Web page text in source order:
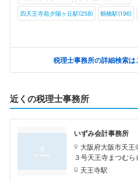
四天王寺前夕陽ヶ丘駅(258) 鶴橋駅(196)
税理士事務所の詳細検索は
近くの税理士事務所
いずみ会計事務所
大阪府大阪市天王
３号天王寺まつむら
天王寺駅